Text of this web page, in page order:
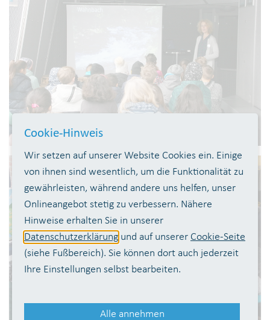
Cookie-Hinweis
Wir setzen auf unserer Website Cookies ein. Einige
von ihnen sind wesentlich, um die Funktionalität zu
gewährleisten, während andere uns helfen, unser
Onlineangebot stetig zu verbessern. Nähere
Hinweise erhalten Sie in unserer
Datenschutzerklärung und auf unserer Cookie-Seite
(siehe Fußbereich). Sie können dort auch jederzeit
Ihre Einstellungen selbst bearbeiten.
Alle annehmen